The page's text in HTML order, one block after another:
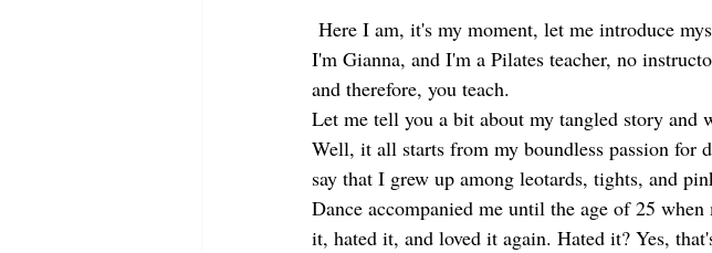
Here I am, it's my moment, let me introduce
I'm Gianna, and I'm a Pilates teacher, no
and therefore, you teach.
Let me tell you a bit about my tangled story and
Well, it all starts from my boundless passion for
say that I grew up among leotards, tights, and
Dance accompanied me until the age of 25
it, hated it, and loved it again. Hated it? Yes,